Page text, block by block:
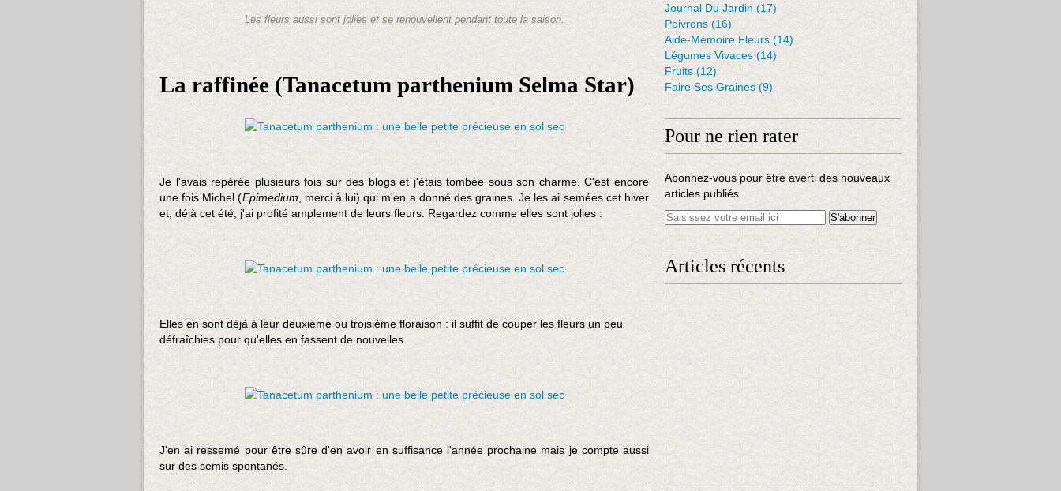
Les fleurs aussi sont jolies et se renouvellent pendant toute la saison.
La raffinée (Tanacetum parthenium Selma Star)
Je l'avais repérée plusieurs fois sur des blogs et j'étais tombée sous son charme. C'est encore
une fois Michel (Epimedium , merci à lui) qui m'en a donné des graines. Je les ai semées cet hiver
et, déjà cet été, j'ai profité amplement de leurs fleurs. Regardez comme elles sont jolies :
Elles en sont déjà à leur deuxième ou troisième floraison : il suffit de couper les fleurs un peu
défraîchies pour qu'elles en fassent de nouvelles.
J'en ai ressemé pour être sûre d'en avoir en suffisance l'année prochaine mais je compte aussi
sur des semis spontanés.
Journal Du Jardin (17)
Poivrons (16)
Aide-Mémoire Fleurs (14)
Légumes Vivaces(14)
Fruits (12)
Faire Ses Graines (9)
Pour ne rien rater
Abonnez-vous pour être averti des nouveaux
articles publiés.
Articles récents